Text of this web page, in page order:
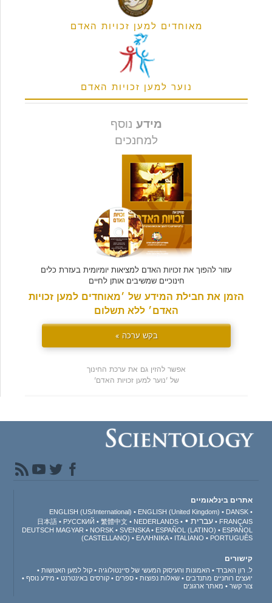
מאוחדים למען זכויות האדם
נוער למען זכויות האדם
מידע נוסף
למחנכים
עזור להפוך את זכויות האדם למציאות יומיומית בעזרת כלים
חינוכיים שמשיבים אותן לחיים
הזמן את חבילת המידע של ׳מאוחדים למען זכויות
האדם׳ ללא תשלום
בקש ערכה »
אפשר להזין גם את ערכת החינוך
של 'נוער למען זכויות האדם'
אתרים בינלאומיים
ENGLISH (US/International) ENGLISH (United Kingdom)
DANSK
FRANÇAIS
עברית 日本語 РУССКИЙ 繁體中文
NEDERLANDS
DEUTSCH MAGYAR NORSK SVENSKA ESPAÑOL (LATINO)
ESPAÑOL
(CASTELLANO)
ΕΛΛΗΝΙΚA ITALIANO PORTUGUÊS
קישורים
ל. רון האברד האמונות והעיסוק המעשי של סיינטולוגיה
קול למען האנושות
יועצים רוחניים מתנדבים
שאלות נפוצות ספרים קורסים באינטרנט
מידע נוסף
צור קשר
מאתר ארגונים